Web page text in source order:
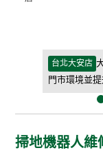
台北大安店
門市環境並
掃地機器人維